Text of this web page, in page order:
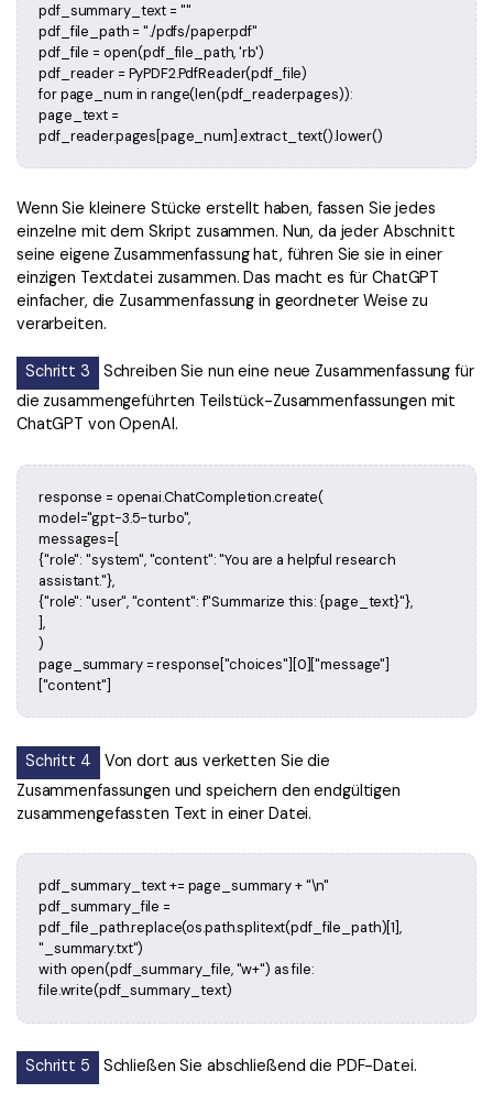
pdf_summary_text = ""
pdf_file_path = "./pdfs/paper.pdf"
pdf_file = open(pdf_file_path, 'rb')
pdf_reader = PyPDF2.PdfReader(pdf_file)
for page_num in range(len(pdf_reader.pages)):
page_text =
pdf_reader.pages[page_num].extract_text().lower()
Wenn Sie kleinere Stücke erstellt haben, fassen Sie jedes
einzelne mit dem Skript zusammen. Nun, da jeder Abschnitt
seine eigene Zusammenfassung hat, führen Sie sie in einer
einzigen Textdatei zusammen. Das macht es für ChatGPT
einfacher, die Zusammenfassung in geordneter Weise zu
verarbeiten.
Schritt 3
Schreiben Sie nun eine neue Zusammenfassung für
die zusammengeführten Teilstück-Zusammenfassungen mit
ChatGPT von OpenAI.
response = openai.ChatCompletion.create(
model="gpt-3.5-turbo",
messages=[
{"role": "system", "content": "You are a helpful research
assistant."},
{"role": "user", "content": f"Summarize this: {page_text}"},
],
)
page_summary = response["choices"][0]["message"]
["content"]
Schritt 4
Von dort aus verketten Sie die
Zusammenfassungen und speichern den endgültigen
zusammengefassten Text in einer Datei.
pdf_summary_text += page_summary + "\n"
pdf_summary_file =
pdf_file_path.replace(os.path.splitext(pdf_file_path)[1],
"_summary.txt")
with open(pdf_summary_file, "w+") as file:
file.write(pdf_summary_text)
Schritt 5 Schließen Sie abschließend die PDF-Datei.